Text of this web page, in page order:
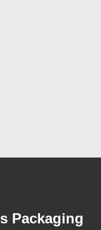
Packaging